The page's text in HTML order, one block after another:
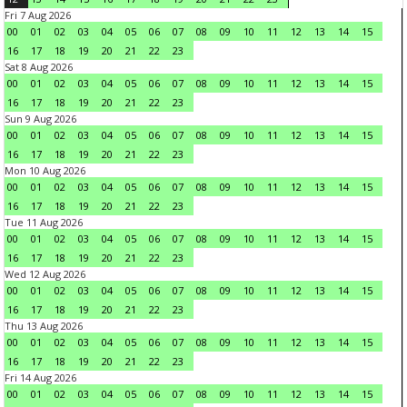
Fri 7 Aug 2026
00
01 02 03 04 05 06 07 08 09 10 11 12 13 14
15
16
17 18 19 20 21 22
23
Sat 8 Aug 2026
00
01 02 03 04 05 06 07 08 09 10 11 12 13 14
15
16
17 18 19 20 21 22
23
Sun 9 Aug 2026
00
01 02 03 04 05 06 07 08 09 10 11 12 13 14
15
16
17 18 19 20 21 22
23
Mon 10 Aug 2026
00
01 02 03 04 05 06 07 08 09 10 11 12 13 14
15
16
17 18 19 20 21 22
23
Tue 11 Aug 2026
00
01 02 03 04 05 06 07 08 09 10 11 12 13 14
15
16
17 18 19 20 21 22
23
Wed 12 Aug 2026
00
01 02 03 04 05 06 07 08 09 10 11 12 13 14
15
16
17 18 19 20 21 22
23
Thu 13 Aug 2026
00
01 02 03 04 05 06 07 08 09 10 11 12 13 14
15
16
17 18 19 20 21 22
23
Fri 14 Aug 2026
00
01 02 03 04 05 06 07 08 09 10 11 12 13 14
15